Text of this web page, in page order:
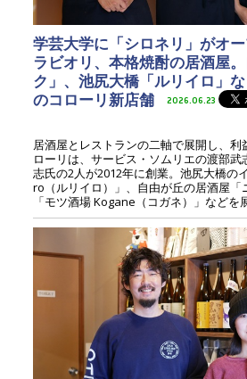
学芸大学に「シロネリ」がオ
ラビオリ、本格焼酎の居酒屋
ク」、池尻大橋「ルリイロ」
のコローリ新店舗
2026.06.23
居酒屋とレストランの二軸で展開し、利
ローリは、サービス・ソムリエの渡部
志氏の2人が2012年に創業。池尻大橋の
ro（ルリイロ）」、自由が丘の居酒屋「
「モツ酒場 Kogane（コガネ）」などを